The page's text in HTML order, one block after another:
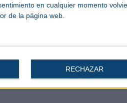
en cualquier momento
de la página web.
RECHAZAR
Yun Luo, presidenta y cofundadora de
nuestra ejecución operativa y
a escala europea para la gestión
de su vida útil en una fuente fiable de
fotovoltaicos lleguen al final de su
ofreciendo así una alternativa circular